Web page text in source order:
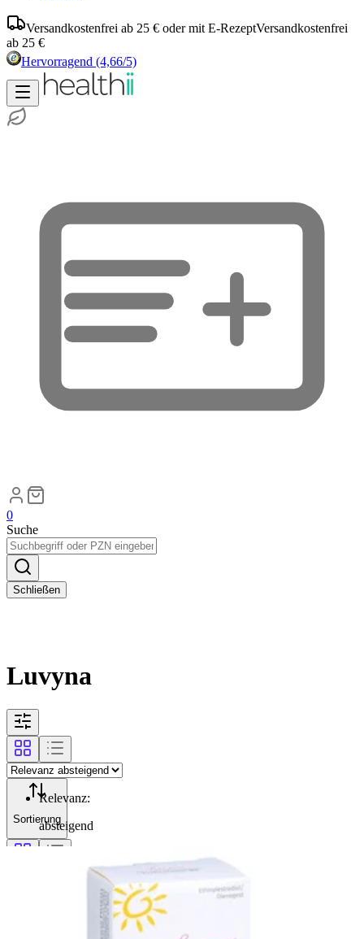
Versandkostenfrei ab 25 € oder mit E-RezeptVersandkostenfrei
ab 25 €
Hervorragend (4,66/5)
0
Suche
Schließen
Luvyna
Sortierung
Relevanz:
absteigend